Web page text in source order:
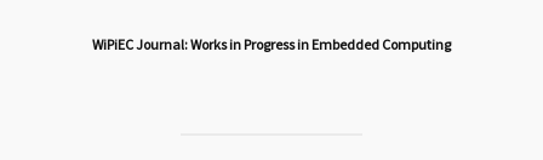
WiPiEC Journal: Works in Progress in Embedded Computing